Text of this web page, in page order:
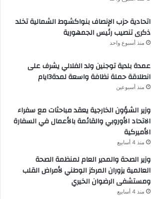
اتحادية حزب الإنصاف بنواكشوط الشمالية تخلد
ذكرى تنصيب رئيس الجمهورية
منذ أسبوع واحد
عمدة بلدية توجنين ولد الفلالي يشرف على
انطلاقة حملة نظافة واسعة لمدة3ايام
منذ أسبوعين
وزير الشؤون الخارجية يعقد مباحثات مع سفراء
الاتحاد الأوروبي والقائمة بالأعمال في السفارة
الأميركية
منذ 4 أسابيع
وزير الصحة والمدير العام لمنظمة الصحة
العالمية يزوران المركز الوطني لأمراض القلب
ومستشفى الرضوان الخيري
منذ 4 أسابيع